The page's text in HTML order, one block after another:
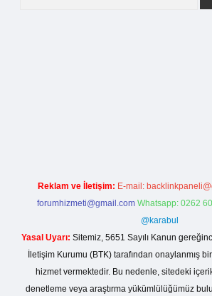
Reklam ve İletişim: E-mail:
forumhizmeti@gmail.com Whatsapp: 0262
@karabul
Yasal Uyarı: Sitemiz, 5651 Sayılı Kanun
İletişim Kurumu (BTK) tarafından onaylanmış
hizmet vermektedir. Bu nedenle, sitedeki
denetleme veya araştırma yükümlülüğümüz